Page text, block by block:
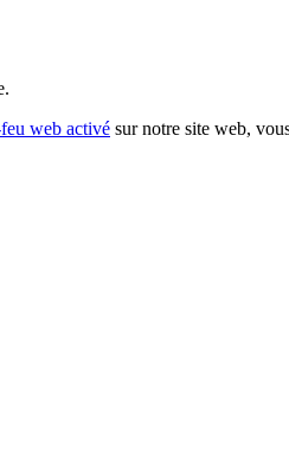
web activé sur notre site web,